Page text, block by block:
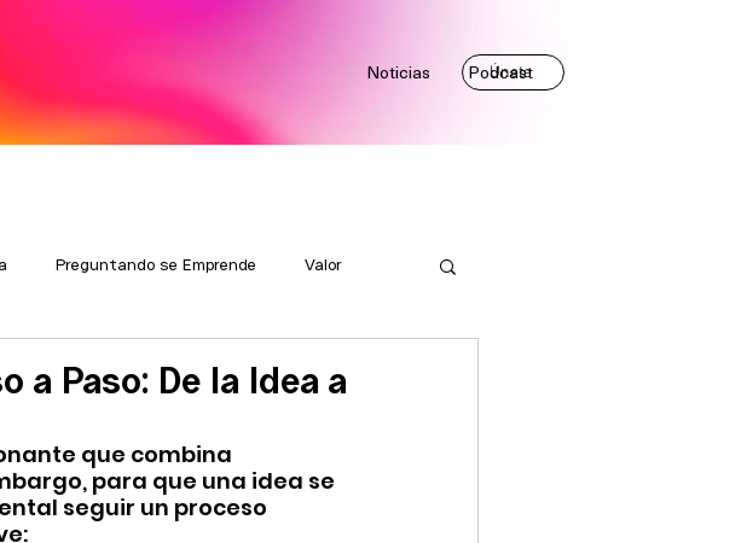
Únete
Noticias Podcast
Preguntando se Emprende Valor
a Paso: De la Idea a
que combina
para que una idea se
seguir un proceso